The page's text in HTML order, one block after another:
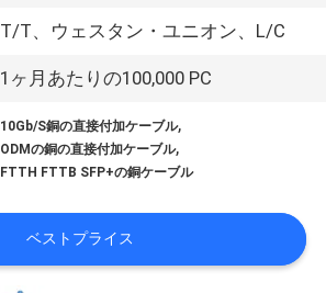
T/T、ウェスタン・ユニオン、L/C
1ヶ月あたりの100,000 PC
10Gb/S銅の直接付加ケーブル,
ODMの銅の直接付加ケーブル,
FTTH FTTB SFP+の銅ケーブル
ベストプライス